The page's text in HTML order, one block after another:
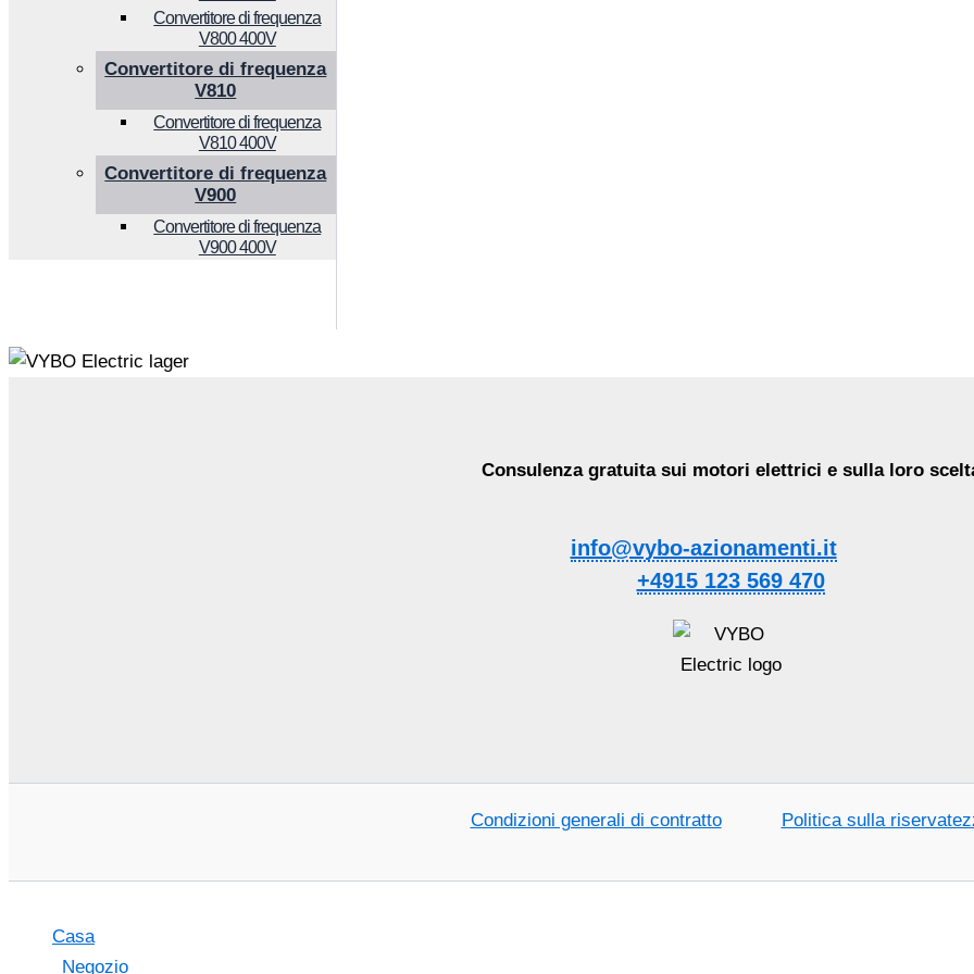
Convertitore di frequenza
V800 400V
Convertitore di frequenza
V810
Convertitore di frequenza
V810 400V
Convertitore di frequenza
V900
Convertitore di frequenza
V900 400V
Consulenza gratuita sui motori elettrici e sulla loro
info@vybo-azionamenti.it
+4915 123 569 470
Condizioni generali di contratto Politica sulla
Casa
Negozio